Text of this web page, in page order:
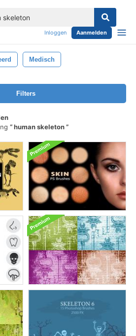
Inloggen Aanmelden
Medisch
Filters
human skeleton